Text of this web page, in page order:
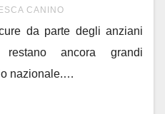
CANINO
da parte degli anziani
ancora grandi
nazionale.…